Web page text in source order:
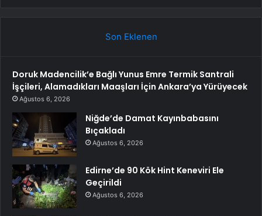
Son Eklenen
Doruk Madencilik’e Bağlı Yunus Emre Termik Santrali
İşçileri, Alamadıkları Maaşları İçin Ankara’ya Yürüyecek
Ağustos 6, 2026
Niğde’de Damat Kayınbabasını
Bıçakladı
Ağustos 6, 2026
Edirne’de 90 Kök Hint Keneviri Ele
Geçirildi
Ağustos 6, 2026